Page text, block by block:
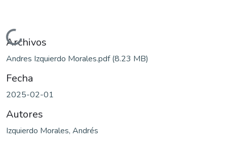
Cargando...
Archivos
Andres Izquierdo Morales.pdf(8.23 MB)
Fecha
2025-02-01
Autores
Izquierdo Morales, Andrés